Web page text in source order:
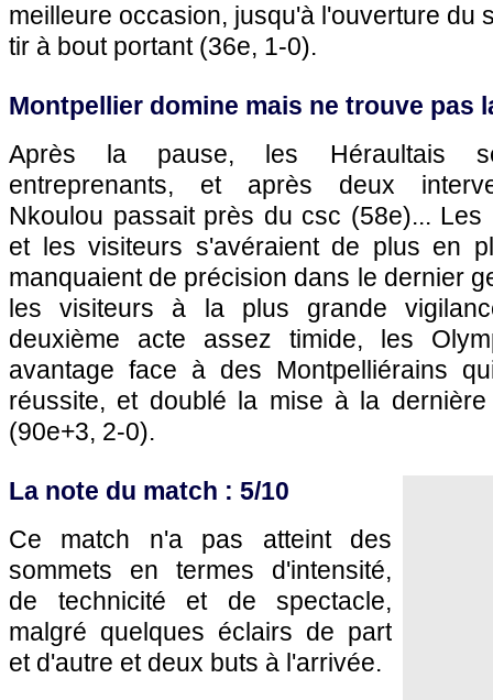
meilleure occasion, jusqu'à l'ouverture du
tir à bout portant (36e, 1-0).
Montpellier domine mais ne trouve pas
Après la pause, les Héraultais
entreprenants, et après deux
Nkoulou passait près du csc (58e)... Les
et les visiteurs s'avéraient de plus en
manquaient de précision dans le dernier
les visiteurs à la plus grande
deuxième acte assez timide, les
avantage face à des Montpelliérains
réussite, et doublé la mise à la
(90e+3, 2-0).
La note du match : 5/10
Ce match n'a pas atteint des
sommets en termes d'intensité,
de technicité et de spectacle,
malgré quelques éclairs de part
et d'autre et deux buts à l'arrivée.